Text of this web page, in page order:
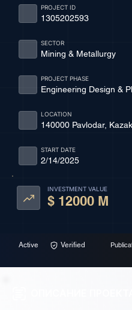
1305202593
PROJECT ID
Mining & Metallurgy
SECTOR
Engineering Design &
PROJECT PHASE
140000 Pavlodar,
LOCATION
2/14/2025
START DATE
INVESTMENT VALUE
$ 12000 M
Active Verified